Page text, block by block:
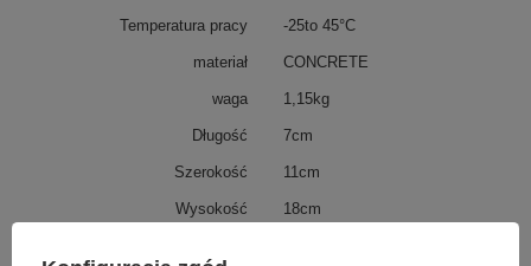
Temperatura pracy -25to 45°C
materiał CONCRETE
waga 1,15kg
Długość 7cm
Szerokość 11cm
Wysokość 18cm